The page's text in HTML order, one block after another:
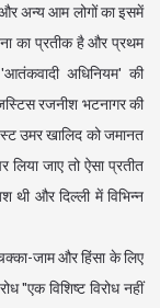
और अन्य आम लोगों का इसमें
का प्रतीक है और प्रथम
अधिनियम' की
जस्टिस रजनीश भटनागर की
उमर खालिद को जमानत
जाए तो ऐसा प्रतीत
थी और दिल्ली में विभिन्न
जाम और हिंसा के लिए
"एक विशिष्ट विरोध नहीं